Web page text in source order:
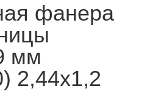
фанера
мм
2,44х1,2